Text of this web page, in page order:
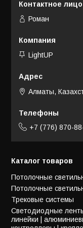
Роман
LightUP
Алматы,
+7 (776) 870-
Каталог товаров
Потолочные
Потолочные
Трековые системы
Светодиодные
линейки |